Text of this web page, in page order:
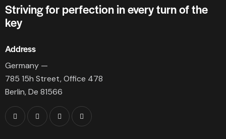
Striving for perfection in every turn of the
key
Address
Germany —
785 15h Street, Office 478
Berlin, De 81566